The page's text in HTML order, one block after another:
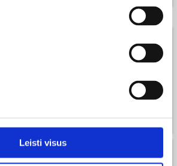
Leisti visus
naujienos Facebook Messenger
pirmas sužinosi apie naujausius
pirk
UŽSISAKYTI
naujienos tavo el. pašte